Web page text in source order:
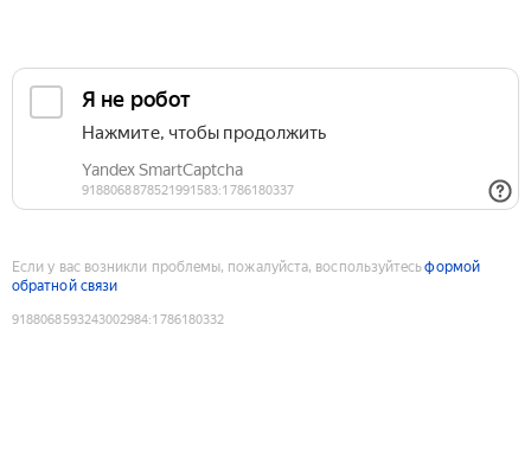
Если у вас возникли проблемы, пожалуйста, воспользуйтесьформой
обратной связи
9188068593243002984:1786180332